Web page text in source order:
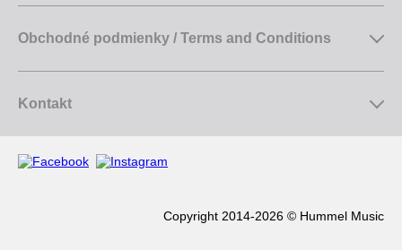
Obchodné podmienky / Terms and Conditions
Kontakt
Copyright 2014-2026 © Hummel Music